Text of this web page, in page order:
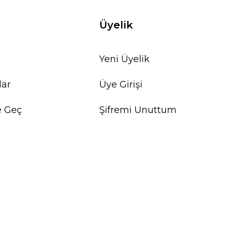
Geç
Üyelik
Yeni Üyelik
Üye Girişi
Şifremi Unuttum